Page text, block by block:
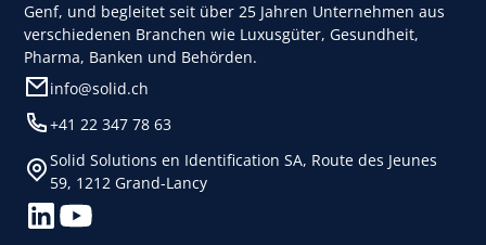
Genf, und begleitet seit über 25 Jahren Unternehmen aus
verschiedenen Branchen wie Luxusgüter, Gesundheit,
Pharma, Banken und Behörden.
info@solid.ch
+41 22 347 78 63
Solid Solutions en Identification SA, Route des Jeunes
59, 1212 Grand-Lancy